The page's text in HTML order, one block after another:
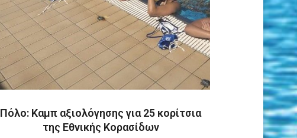
Πόλο: Kαμπ αξιολόγησης για 25 κορίτσια
της Εθνικής Κορασίδων